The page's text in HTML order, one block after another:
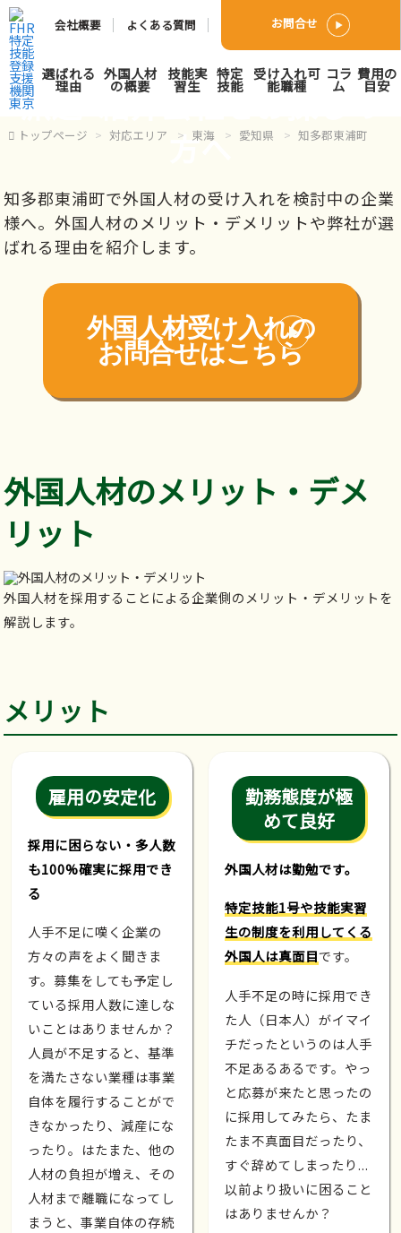
会社概要 よくある質問 お問合せ
選ばれる
理由
外国人材
の概要
技能実
習生
特定
技能
受け入れ可
能職種
コラ
ム
費用の
目安
知多郡東浦町で外国人人材
派遣･紹介会社をお探しの
方へ
トップページ 対応エリア 東海 愛知県 知多郡東浦町
知多郡東浦町で外国人材の受け入れを検討中の企業
様へ。外国人材のメリット・デメリットや弊社が選
ばれる理由を紹介します。
外国人材受け入れの
お問合せはこちら
外国人材のメリット・デメ
リット
外国人材を採用することによる企業側のメリット・デメリットを
解説します。
メリット
雇用の安定化
採用に困らない・多人数
も100%確実に採用でき
る
人手不足に嘆く企業の
方々の声をよく聞きま
す。募集をしても予定し
ている採用人数に達しな
いことはありませんか？
人員が不足すると、基準
を満たさない業種は事業
自体を履行することがで
きなかったり、減産にな
ったり。はたまた、他の
人材の負担が増え、その
人材まで離職になってし
まうと、事業自体の存続
勤務態度が極
めて良好
外国人材は勤勉です。
特定技能1号や技能実習
生の制度を利用してくる
外国人は真面目です。
人手不足の時に採用でき
た人（日本人）がイマイ
チだったというのは人手
不足あるあるです。やっ
と応募が来たと思ったの
に採用してみたら、たま
たま不真面目だったり、
すぐ辞めてしまったり...
以前より扱いに困ること
はありませんか？